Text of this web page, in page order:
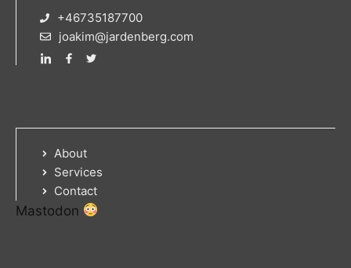
+46735187700
joakim@jardenberg.com
About
Services
Contact
Mastodon